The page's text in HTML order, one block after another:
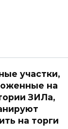
участки,
на
ЗИЛа,
на торги